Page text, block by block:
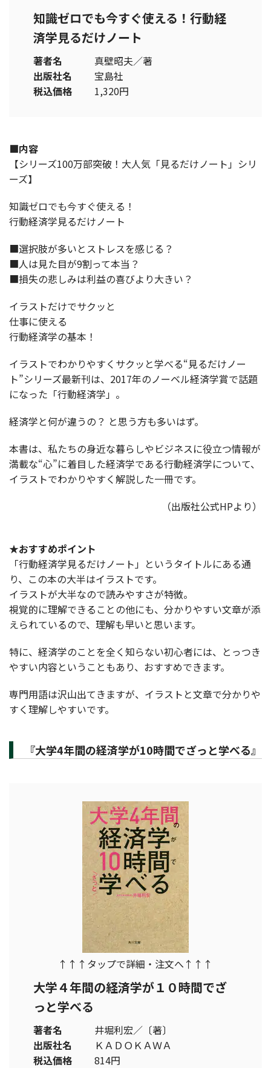
知識ゼロでも今すぐ使える！行動経
済学見るだけノート
著者名
真壁昭夫／著
出版社名
宝島社
税込価格
1,320円
■内容
【シリーズ100万部突破！大人気「見るだけノート」シリ
ーズ】
知識ゼロでも今すぐ使える！
行動経済学見るだけノート
■選択肢が多いとストレスを感じる？
■人は見た目が9割って本当？
■損失の悲しみは利益の喜びより大きい？
イラストだけでサクッと
仕事に使える
行動経済学の基本！
イラストでわかりやすくサクッと学べる“見るだけノー
ト”シリーズ最新刊は、2017年のノーベル経済学賞で話題
になった「行動経済学」。
経済学と何が違うの？ と思う方も多いはず。
本書は、私たちの身近な暮らしやビジネスに役立つ情報が
満載な“心”に着目した経済学である行動経済学について、
イラストでわかりやすく解説した一冊です。
（出版社公式HPより）
★おすすめポイント
「行動経済学見るだけノート」というタイトルにある通
り、この本の大半はイラストです。
イラストが大半なので読みやすさが特徴。
視覚的に理解できることの他にも、分かりやすい文章が添
えられているので、理解も早いと思います。
特に、経済学のことを全く知らない初心者には、とっつき
やすい内容ということもあり、おすすめできます。
専門用語は沢山出てきますが、イラストと文章で分かりや
すく理解しやすいです。
『大学4年間の経済学が10時間でざっと学べる』
↑↑↑タップで詳細・注文へ↑↑↑
大学４年間の経済学が１０時間でざ
っと学べる
著者名
井堀利宏／〔著〕
出版社名
ＫＡＤＯＫＡＷＡ
税込価格
814円